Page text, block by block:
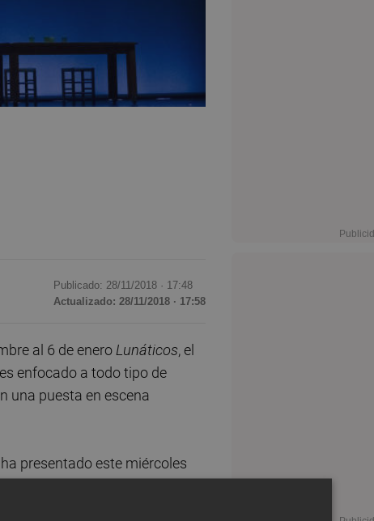
Publicado: 28/11/2018 · 17:48
Actualizado: 28/11/2018 · 17:58
al 6 de enero Lunáticos, el
enfocado a todo tipo de
una puesta en escena
presentado este miércoles
Oloriz de València.